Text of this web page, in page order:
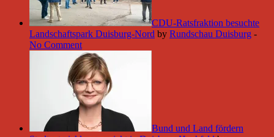
CDU-Ratsfraktion besuchte
Landschaftspark Duisburg-Nord by Rundschau Duisburg -
No Comment
Bund und Land fördern